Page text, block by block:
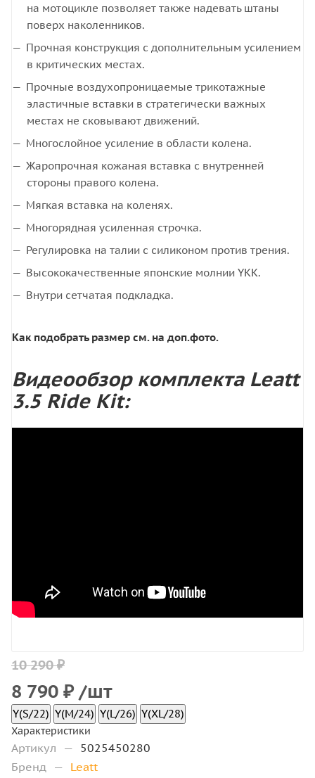
на мотоцикле позволяет также надевать штаны
поверх наколенников.
Прочная конструкция с дополнительным усилением
в критических местах.
Прочные воздухопроницаемые трикотажные
эластичные вставки в стратегически важных
местах не сковывают движений.
Многослойное усиление в области колена.
Жаропрочная кожаная вставка с внутренней
стороны правого колена.
Мягкая вставка на коленях.
Многорядная усиленная строчка.
Регулировка на талии с силиконом против трения.
Высококачественные японские молнии YKK.
Внутри сетчатая подкладка.
Как подобрать размер см. на доп.фото.
Видеообзор комплекта Leatt
3.5 Ride Kit:
10 290 ₽
8 790 ₽ /шт
Y(S/22) Y(M/24) Y(L/26) Y(XL/28)
Характеристики
Артикул — 5025450280
Бренд
— Leatt